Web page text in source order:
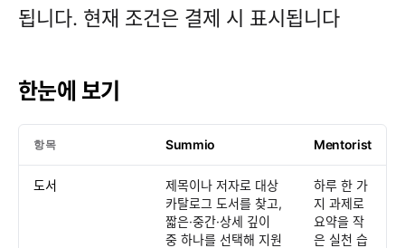
됩니다. 현재 조건은 결제 시 표시됩니다
한눈에 보기
항목 Summio Mentorist
도서
제목이나 저자로 대상
카탈로그 도서를 찾고,
짧은·중간·상세 깊이
중 하나를 선택해 지원
하루 한 가
지 과제로
요약을 작
은 실천 습